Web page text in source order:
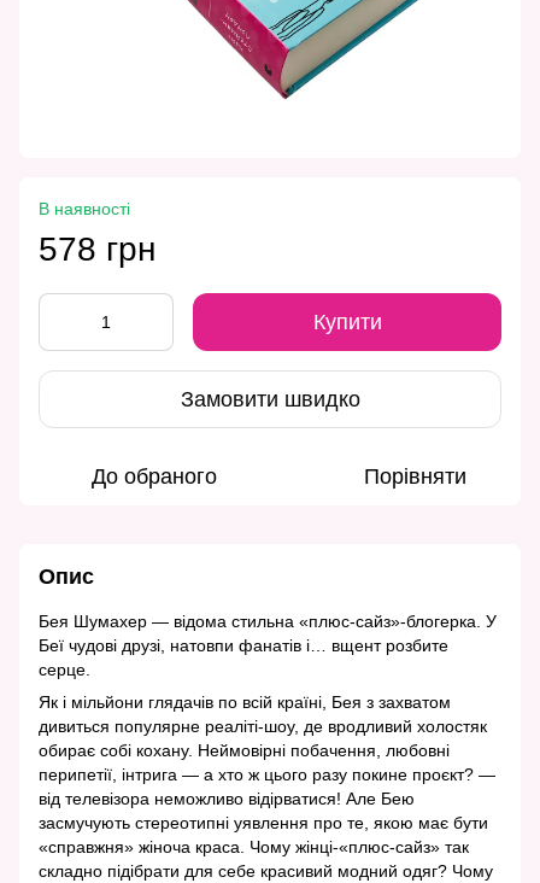
В наявності
578 грн
Купити
Замовити швидко
До обраного Порівняти
Опис
Бея Шумахер — відома стильна «плюс-сайз»-блогерка. У
Беї чудові друзі, натовпи фанатів і… вщент розбите
серце.
Як і мільйони глядачів по всій країні, Бея з захватом
дивиться популярне реаліті-шоу, де вродливий холостяк
обирає собі кохану. Неймовірні побачення, любовні
перипетії, інтрига — а хто ж цього разу покине проєкт? —
від телевізора неможливо відірватися! Але Бею
засмучують стереотипні уявлення про те, якою має бути
«справжня» жіноча краса. Чому жінці-«плюс-сайз» так
складно підібрати для себе красивий модний одяг? Чому